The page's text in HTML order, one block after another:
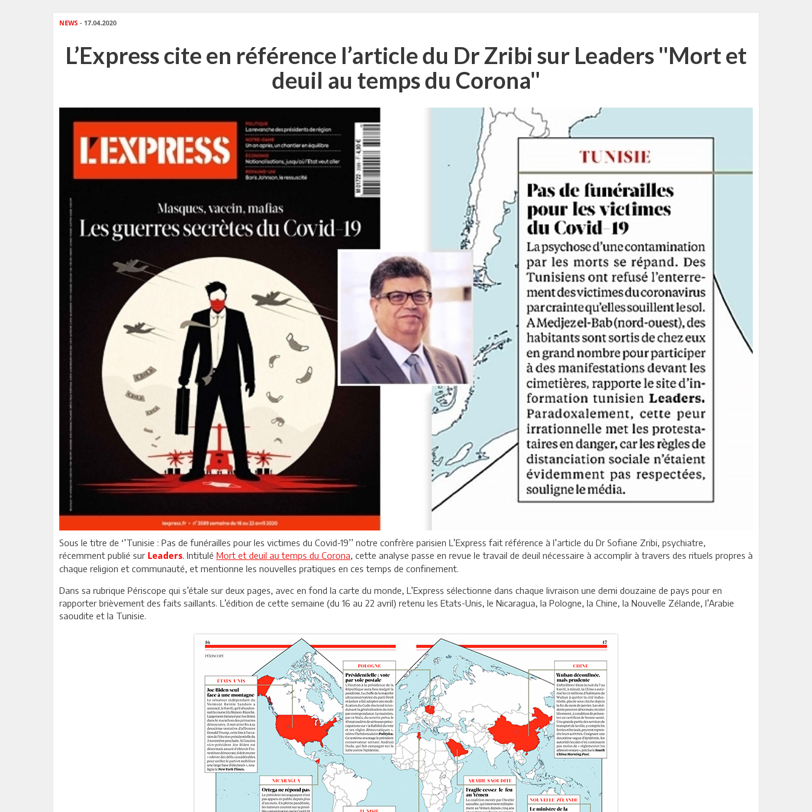
NEWS - 17.04.2020
L’Express cite en référence l’article du Dr Zribi sur Leaders ''Mort et
deuil au temps du Corona''
Sous le titre de ‘’Tunisie : Pas de funérailles pour les victimes du Covid-19’’ notre confrère parisien L’Express fait référence à l’article du Dr Sofiane Zribi, psychiatre,
récemment publié sur Leaders. Intitulé Mort et deuil au temps du Corona, cette analyse passe en revue le travail de deuil nécessaire à accomplir à travers des rituels propres à
chaque religion et communauté, et mentionne les nouvelles pratiques en ces temps de confinement.
Dans sa rubrique Périscope qui s’étale sur deux pages, avec en fond la carte du monde, L’Express sélectionne dans chaque livraison une demi douzaine de pays pour en
rapporter brièvement des faits saillants. L’édition de cette semaine (du 16 au 22 avril) retenu les Etats-Unis, le Nicaragua, la Pologne, la Chine, la Nouvelle Zélande, l’Arabie
saoudite et la Tunisie.